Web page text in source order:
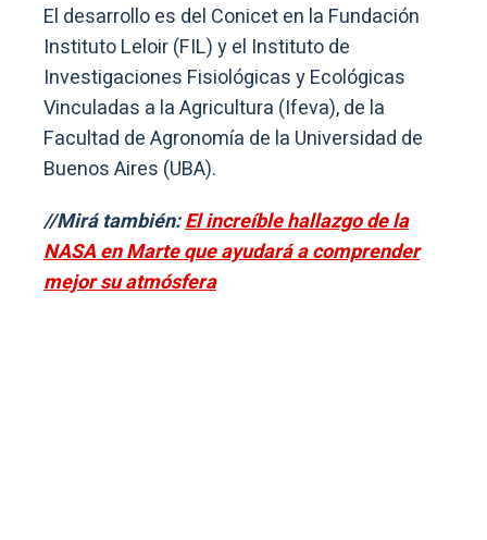
El desarrollo es del Conicet en la Fundación
Instituto Leloir (FIL) y el Instituto de
Investigaciones Fisiológicas y Ecológicas
Vinculadas a la Agricultura (Ifeva), de la
Facultad de Agronomía de la Universidad de
Buenos Aires (UBA).
//Mirá también:El increíble hallazgo de la
NASA en Marte que ayudará a comprender
mejor su atmósfera